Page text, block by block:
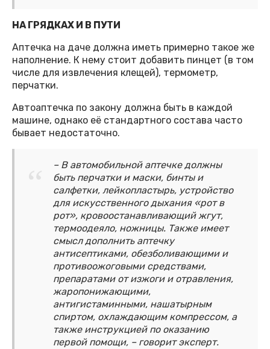
НА ГРЯДКАХ И В ПУТИ
Аптечка на даче должна иметь примерно такое же
наполнение. К нему стоит добавить пинцет (в том
числе для извлечения клещей), термометр,
перчатки.
Автоаптечка по закону должна быть в каждой
машине, однако её стандартного состава часто
бывает недостаточно.
– В автомобильной аптечке должны
быть перчатки и маски, бинты и
салфетки, лейкопластырь, устройство
для искусственного дыхания «рот в
рот», кровоостанавливающий жгут,
термоодеяло, ножницы. Также имеет
смысл дополнить аптечку
антисептиками, обезболивающими и
противоожоговыми средствами,
препаратами от изжоги и отравления,
жаропонижающими,
антигистаминными, нашатырным
спиртом, охлаждающим компрессом, а
также инструкцией по оказанию
первой помощи, – говорит эксперт.